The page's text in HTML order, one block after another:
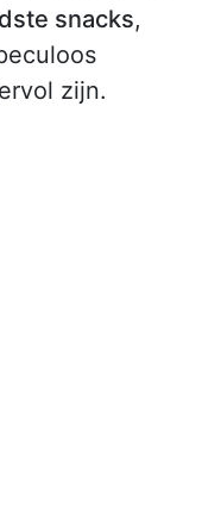
snacks,
zijn.